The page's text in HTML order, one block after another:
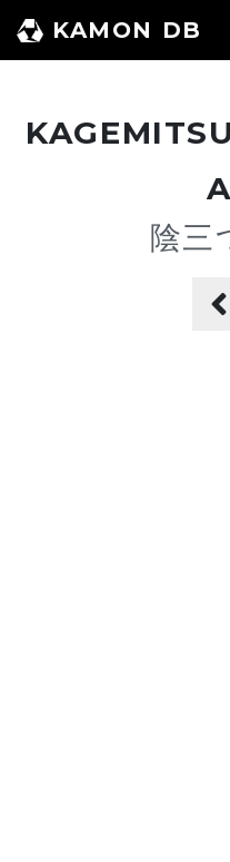
ン
KAMON DB
陰三